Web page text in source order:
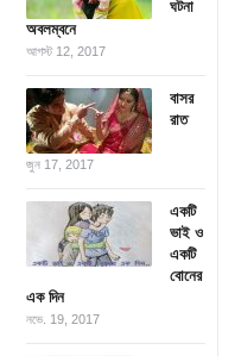
ঘটনা
অবলম্বনে
আগস্ট 12, 2017
বাসর
রাত
জুন 17, 2017
একটি
ভাই ও
একটি
বোনের
এক দিন
নভে. 19, 2017